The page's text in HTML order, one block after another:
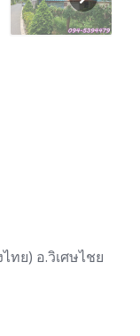
ทย) อ.วิเศษไชย